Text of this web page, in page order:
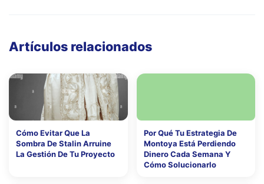
Artículos relacionados
Cómo Evitar Que La
Sombra De Stalin Arruine
La Gestión De Tu Proyecto
Por Qué Tu Estrategia De
Montoya Está Perdiendo
Dinero Cada Semana Y
Cómo Solucionarlo